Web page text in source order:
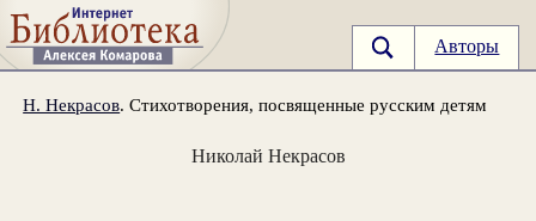
Авторы
Н. Некрасов. Стихотворения, посвященные русским детям
Николай Некрасов